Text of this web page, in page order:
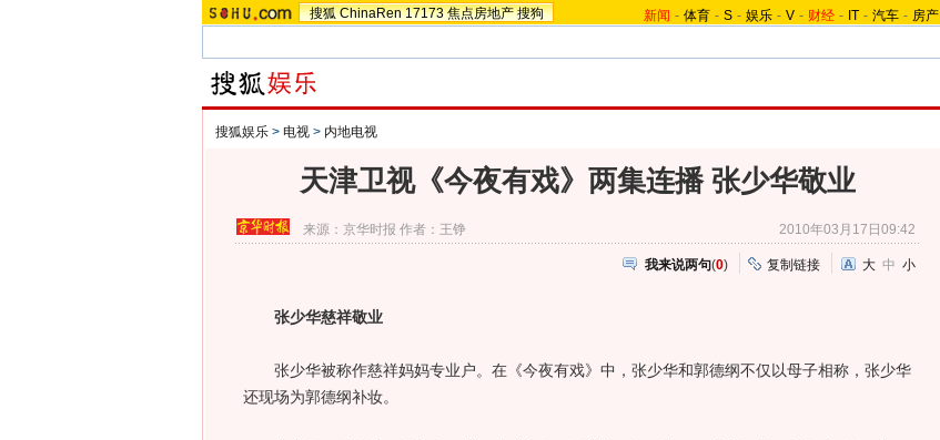
搜狐 ChinaRen 17173 焦点房地产 搜狗 新闻 - 体育 - S - 娱乐 - V - 财经 - IT - 汽车 - 房产
搜狐娱乐 > 电视 > 内地电视
天津卫视《今夜有戏》两集连播 张少华敬业
来源：京华时报 作者：王铮 2010年03月17日09:42
我来说两句(0) 复制链接 大 中 小
张少华慈祥敬业
张少华被称作慈祥妈妈专业户。在《今夜有戏》中，张少华和郭德纲不仅以母子相称，张少华
还现场为郭德纲补妆。